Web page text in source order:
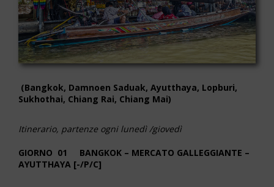
(Bangkok, Damnoen Saduak, Ayutthaya, Lopburi,
Sukhothai, Chiang Rai, Chiang Mai)
Itinerario, partenze ogni lunedì /giovedì
GIORNO 01 BANGKOK – MERCATO GALLEGGIANTE –
AYUTTHAYA [-/P/C]